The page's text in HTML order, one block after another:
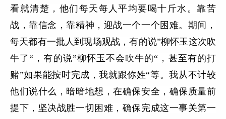
看就清楚，他们每天每人平均要喝十斤水。靠苦
战，靠信念，靠精神，迎战一个一个困难。期间，
每天都有一批人到现场观战，有的说”柳怀玉这次吹
牛了“，有的说”柳怀玉不会吹牛的“，甚至有的打
赌”如果能按时完成，我就跟你姓“等。我从不计较
他们说什么，暗暗地想，在确保安全，确保质量前
提下，坚决战胜一切困难，确保完成这一事关第一